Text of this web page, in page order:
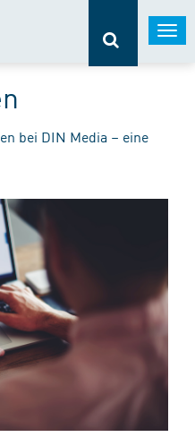
bei DIN Media – eine